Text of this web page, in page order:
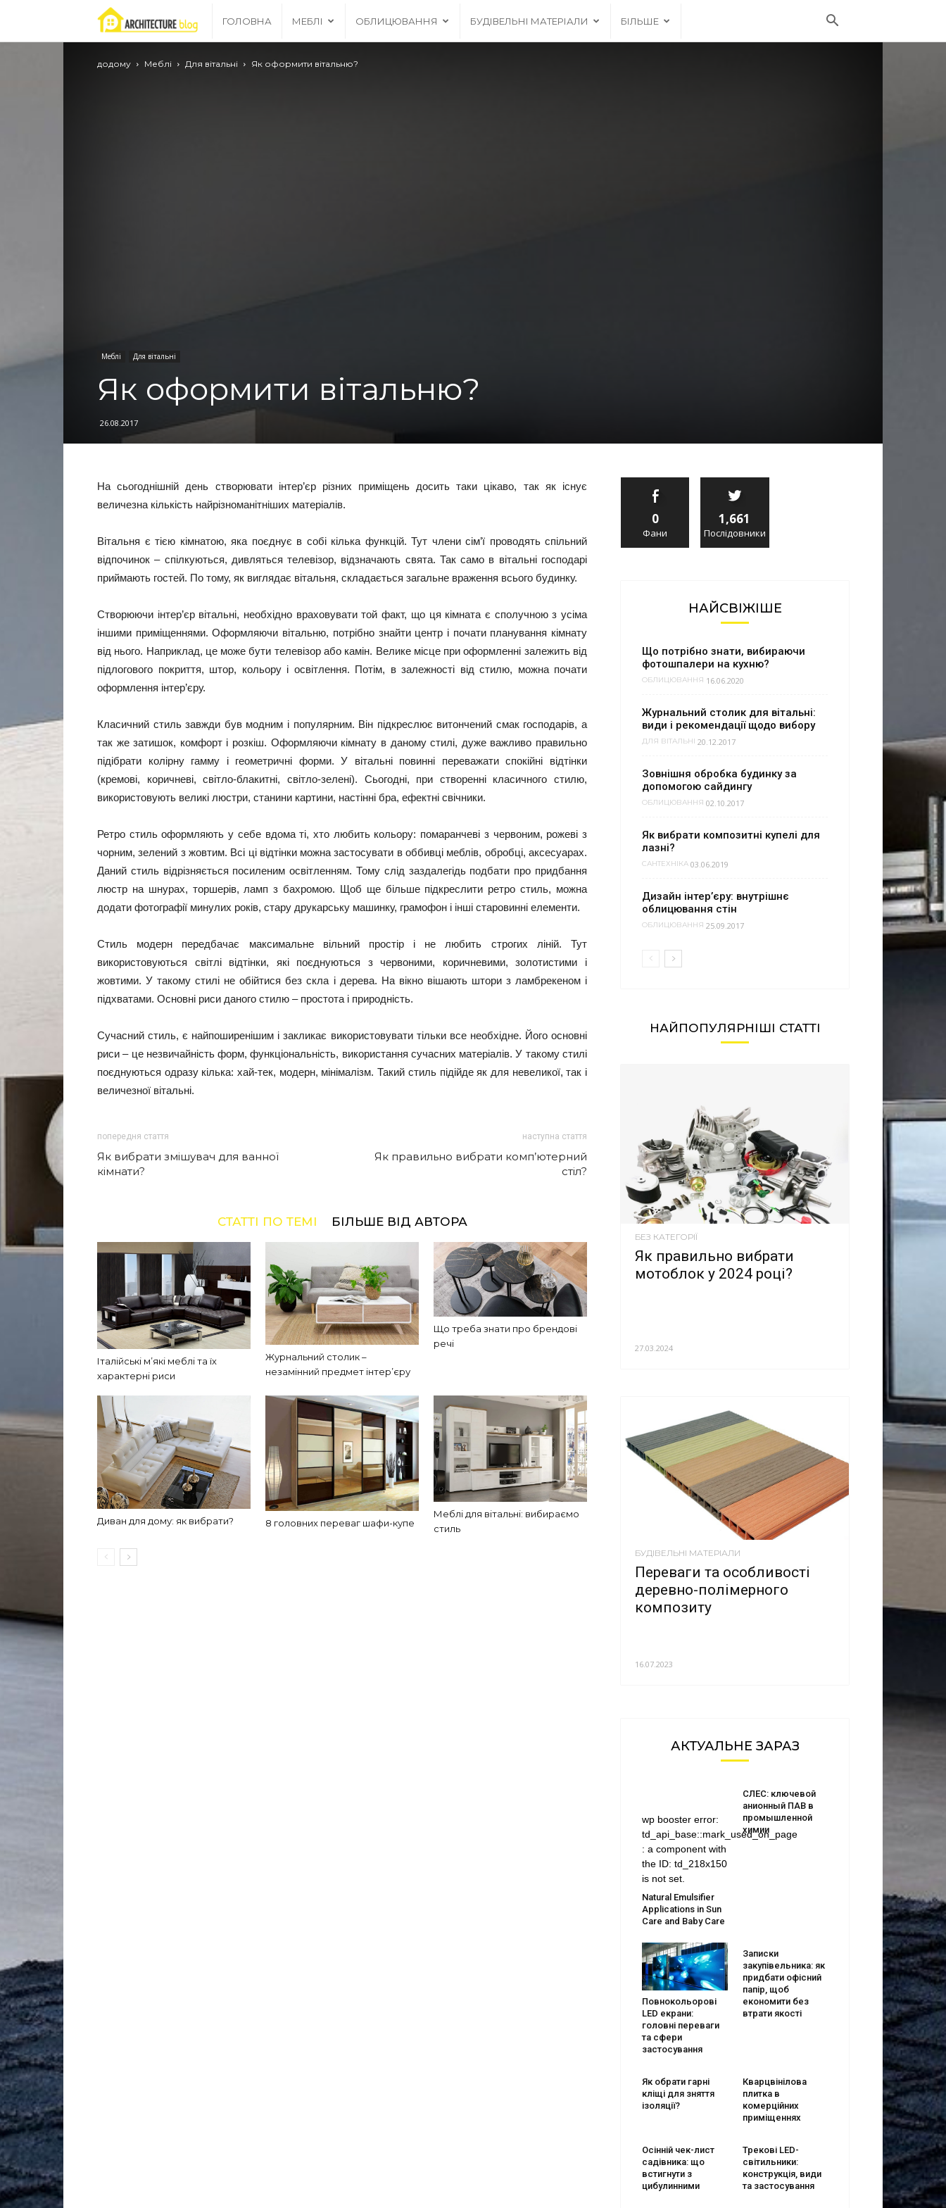
Archgrid
–
ГОЛОВНА МЕБЛІ ОБЛИЦЮВАННЯ БУДІВЕЛЬНІ МАТЕРІАЛИ БІЛЬШЕ
додому Меблі Для вітальні Як оформити вітальню?
Меблі Для вітальні
Як оформити вітальню?
26.08.2017
На сьогоднішній день створювати інтер’єр різних приміщень досить таки цікаво, так як існує
величезна кількість найрізноманітніших матеріалів.
Вітальня є тією кімнатою, яка поєднує в собі кілька функцій. Тут члени сім’ї проводять спільний
відпочинок – спілкуються, дивляться телевізор, відзначають свята. Так само в вітальні господарі
приймають гостей. По тому, як виглядає вітальня, складається загальне враження всього будинку.
Створюючи інтер’єр вітальні, необхідно враховувати той факт, що ця кімната є сполучною з усіма
іншими приміщеннями. Оформляючи вітальню, потрібно знайти центр і почати планування кімнату
від нього. Наприклад, це може бути телевізор або камін. Велике місце при оформленні залежить від
підлогового покриття, штор, кольору і освітлення. Потім, в залежності від стилю, можна почати
оформлення інтер’єру.
Класичний стиль завжди був модним і популярним. Він підкреслює витончений смак господарів, а
так же затишок, комфорт і розкіш. Оформляючи кімнату в даному стилі, дуже важливо правильно
підібрати колірну гамму і геометричні форми. У вітальні повинні переважати спокійні відтінки
(кремові, коричневі, світло-блакитні, світло-зелені). Сьогодні, при створенні класичного стилю,
використовують великі люстри, станини картини, настінні бра, ефектні свічники.
Ретро стиль оформляють у себе вдома ті, хто любить кольору: помаранчеві з червоним, рожеві з
чорним, зелений з жовтим. Всі ці відтінки можна застосувати в оббивці меблів, обробці, аксесуарах.
Даний стиль відрізняється посиленим освітленням. Тому слід заздалегідь подбати про придбання
люстр на шнурах, торшерів, ламп з бахромою. Щоб ще більше підкреслити ретро стиль, можна
додати фотографії минулих років, стару друкарську машинку, грамофон і інші старовинні елементи.
Стиль модерн передбачає максимальне вільний простір і не любить строгих ліній. Тут
використовуються світлі відтінки, які поєднуються з червоними, коричневими, золотистими і
жовтими. У такому стилі не обійтися без скла і дерева. На вікно вішають штори з ламбрекеном і
підхватами. Основні риси даного стилю – простота і природність.
Сучасний стиль, є найпоширенішим і закликає використовувати тільки все необхідне. Його основні
риси – це незвичайність форм, функціональність, використання сучасних матеріалів. У такому стилі
поєднуються одразу кілька: хай-тек, модерн, мінімалізм. Такий стиль підійде як для невеликої, так і
величезної вітальні.
попередня стаття
Як вибрати змішувач для ванної
кімнати?
наступна стаття
Як правильно вибрати комп’ютерний
стіл?
СТАТТІ ПО ТЕМІ БІЛЬШЕ ВІД АВТОРА
Італійські м’які меблі та їх
характерні риси
Журнальний столик –
незамінний предмет інтер’єру
Що треба знати про брендові
речі
Диван для дому: як вибрати? 8 головних переваг шафи-купе
Меблі для вітальні: вибираємо
стиль
0
Фани
1,661
Послідовники
НАЙСВІЖІШЕ
Що потрібно знати, вибираючи
фотошпалери на кухню?
ОБЛИЦЮВАННЯ 16.06.2020
Журнальний столик для вітальні:
види і рекомендації щодо вибору
ДЛЯ ВІТАЛЬНІ 20.12.2017
Зовнішня обробка будинку за
допомогою сайдингу
ОБЛИЦЮВАННЯ 02.10.2017
Як вибрати композитні купелі для
лазні?
САНТЕХНІКА 03.06.2019
Дизайн інтер’єру: внутрішнє
облицювання стін
ОБЛИЦЮВАННЯ 25.09.2017
НАЙПОПУЛЯРНІШІ СТАТТІ
БЕЗ КАТЕГОРІЇ
Як правильно вибрати
мотоблок у 2024 році?
27.03.2024
БУДІВЕЛЬНІ МАТЕРІАЛИ
Переваги та особливості
деревно-полімерного
композиту
16.07.2023
АКТУАЛЬНЕ ЗАРАЗ
wp booster error:
td_api_base::mark_used_on_page
: a component with
the ID: td_218x150
is not set.
Natural Emulsifier
Applications in Sun
Care and Baby Care
СЛЕС: ключевой
анионный ПАВ в
промышленной
химии
Повнокольорові
LED екрани:
головні переваги
та сфери
застосування
Записки
закупівельника: як
придбати офісний
папір, щоб
економити без
втрати якості
Як обрати гарні
кліщі для зняття
ізоляції?
Кварцвінілова
плитка в
комерційних
приміщеннях
Осінній чек-лист
садівника: що
встигнути з
цибулинними
Трекові LED-
світильники:
конструкція, види
та застосування